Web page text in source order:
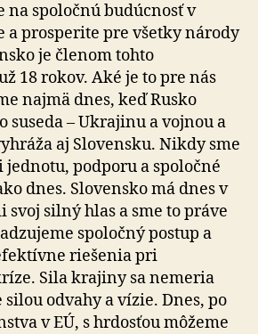
spoločnú budúcnosť v
a prosperite pre všetky národy
je členom tohto
18 rokov. Aké je to pre nás
najmä dnes, keď Rusko
suseda – Ukrajinu a vojnou a
aj Slovensku. Nikdy sme
podporu a spoločné
dnes. Slovensko má dnes v
svoj silný hlas a sme to práve
spoločný postup a
riešenia pri
Sila krajiny sa nemeria
odvahy a vízie. Dnes, po
v EÚ, s hrdosťou môžeme